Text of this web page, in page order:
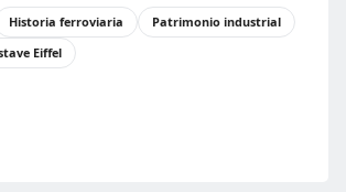
Historia ferroviaria
Patrimonio industrial
Eiffel